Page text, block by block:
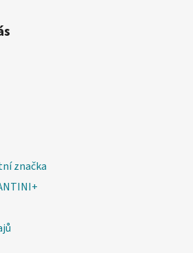
značka